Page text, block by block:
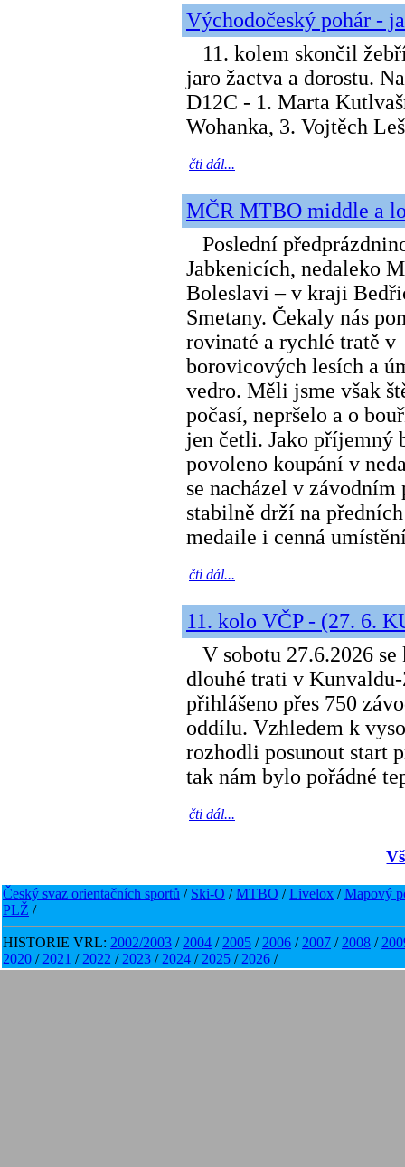
Východočeský pohár -
11. kolem skončil
jaro žactva a dorostu.
D12C - 1. Marta
Wohanka, 3. Vojtěch
čti dál...
MČR MTBO middle a
Poslední
Jabkenicích, nedaleko
Boleslavi – v kraji
Smetany. Čekaly nás
rovinaté a rychlé tratě v
borovicových lesích a
vedro. Měli jsme však
počasí, nepršelo a o
jen četli. Jako příjemný
povoleno koupání v
se nacházel v
stabilně drží na
medaile i cenná
čti dál...
11. kolo VČP - (27. 6.
V sobotu 27.6.2026
dlouhé trati v
přihlášeno přes 750
oddílu. Vzhledem k
rozhodli posunout start
tak nám bylo pořádné
čti dál...
Český svaz orientačních sportů / Ski-O /MTBO /Livelox /Mapový
PLŽ /
HISTORIE VRL: 2002/2003 / 2004 / 2005 / 2006 / 2007 / 2008 /
2020 / 2021 / 2022 / 2023 / 2024 / 2025 / 2026 /